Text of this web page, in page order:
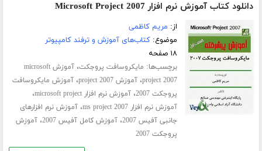
دانلود کتاب آموزش نرم افزار Microsoft Project 2007
از: مریم کاظمی
موضوع:کتاب‌های آموزش و ترفند کامپیوتر
۱۸ صفحه
برچسب‌ها: مایکروسافت پروجکت،
آموزش microsoft
project 2007،آموزش project 2007 ،آموزش مایکروسافت
پروجکت 2007
،آموزش نرم افزار microsoft project ،
آموزش نرم افزار ms project 2007 ،آموزش نرم افزارهای
جانبی آفیس 2007
،آموزش کامل آفیس 2007 ،آموزش
پروجکت 2007